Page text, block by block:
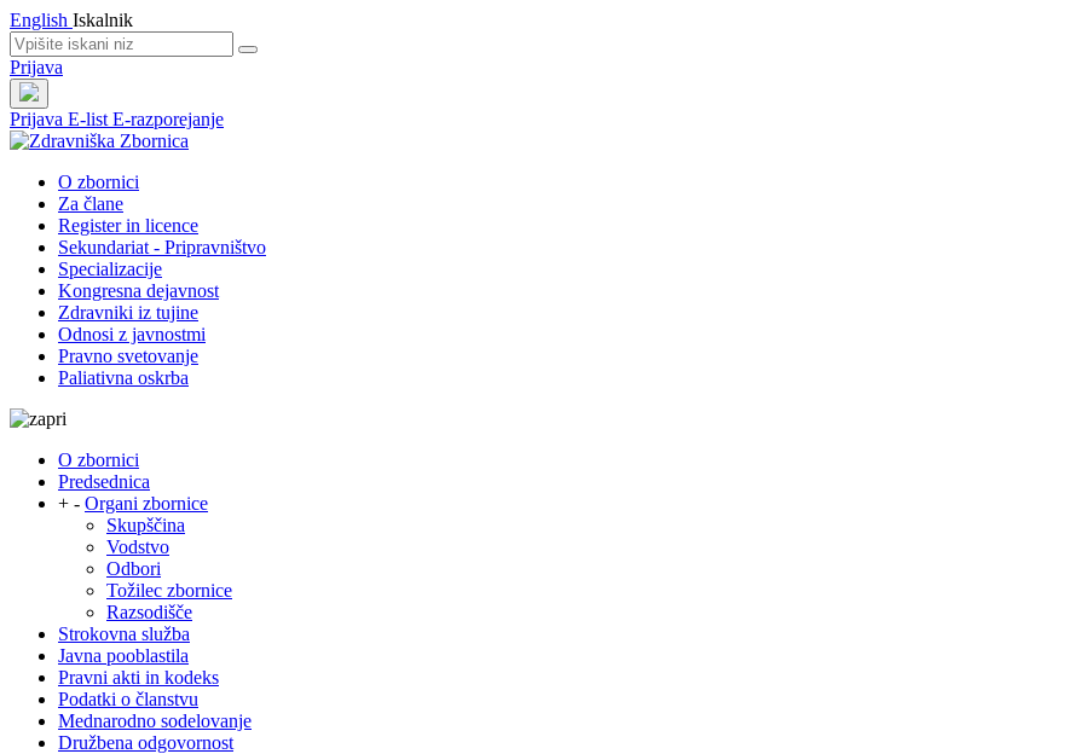
English Iskalnik
Prijava
Prijava E-list E-razporejanje
O zbornici
Za člane
Register in licence
Sekundariat - Pripravništvo
Specializacije
Kongresna dejavnost
Zdravniki iz tujine
Odnosi z javnostmi
Pravno svetovanje
Paliativna oskrba
O zbornici
Predsednica
+ - Organi zbornice
Skupščina
Vodstvo
Odbori
Tožilec zbornice
Razsodišče
Strokovna služba
Javna pooblastila
Pravni akti in kodeks
Podatki o članstvu
Mednarodno sodelovanje
Družbena odgovornost